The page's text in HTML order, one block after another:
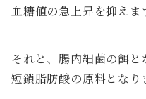
血糖値の急上昇を抑えま
それと、腸内細菌の餌と
短鎖脂肪酸の原料となり